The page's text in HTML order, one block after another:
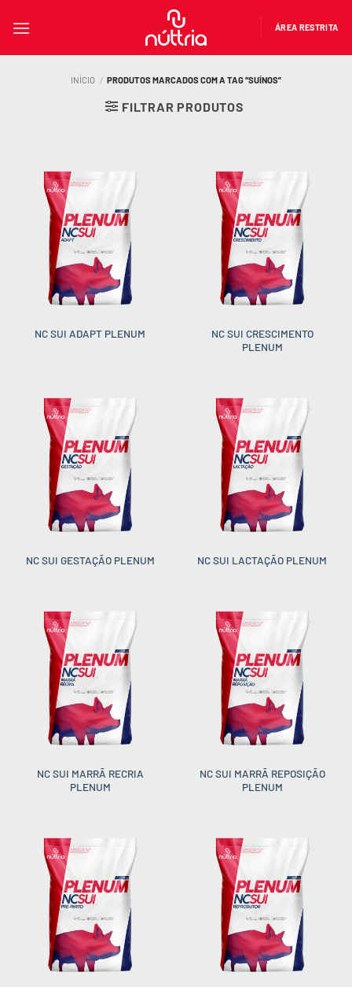
ÁREA RESTRITA
INÍCIO / PRODUTOS MARCADOS COM A TAG “SUÍNOS”
FILTRAR PRODUTOS
NC SUI ADAPT PLENUM
NC SUI CRESCIMENTO
PLENUM
NC SUI GESTAÇÃO PLENUM NC SUI LACTAÇÃO PLENUM
NC SUI MARRÃ RECRIA
PLENUM
NC SUI MARRÃ REPOSIÇÃO
PLENUM